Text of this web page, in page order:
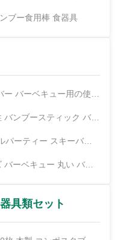
ブー食用棒 食器具
ットポット 屋外キャンプ バーベキュー用品
ー スピース BBQ 丸い バンブースティック
キーバー 竹コクテルピック
スキーバー グリルツール 使い捨て バンブースティック
具類セット